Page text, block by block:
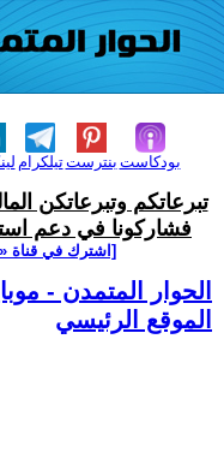
تيلكرامبنترست بودكاست
تبرعاتكم وتبرعاتكن
فشاركونا في دعم
[اشترك في قناة
الحوار المتمدن -
الموقع الرئيسي